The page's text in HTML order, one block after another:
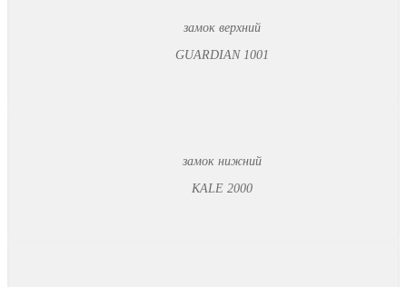
замок верхний
GUARDIAN 1001
замок нижний
KALE 2000